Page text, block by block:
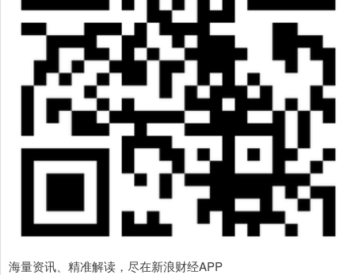
海量资讯、精准解读，尽在新浪财经APP